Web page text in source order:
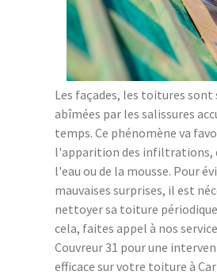
Les façades, les toitures sont
abîmées par les salissures
temps. Ce phénomène va
l'apparition des infiltrations,
l'eau ou de la mousse. Pour
mauvaises surprises, il est
nettoyer sa toiture
cela, faites appel à nos
Couvreur 31 pour une
efficace sur votre toiture à